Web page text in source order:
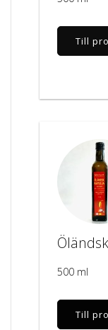
Till
500 ml
Till